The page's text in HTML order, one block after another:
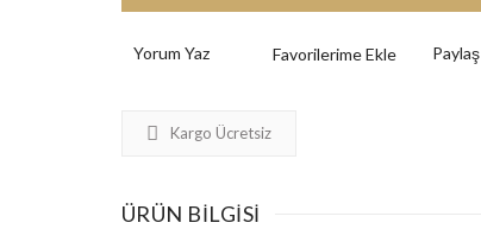
Yorum Yaz Paylaş
Kargo Ücretsiz
ÜRÜN BILGISI